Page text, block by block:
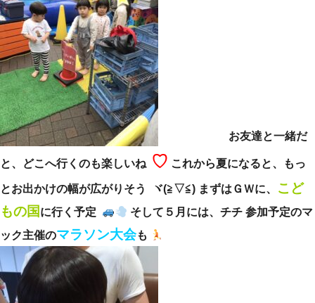
お友達と一緒だ
と、どこへ行くのも楽しいね ♡ これから夏になると、もっ
とお出かけの幅が広がりそう ヾ(≧▽≦) まずはＧＷに、
こど
もの国 に行く予定
そして５月には、チチ 参加予定のマ
ック主催のマラソン大会も